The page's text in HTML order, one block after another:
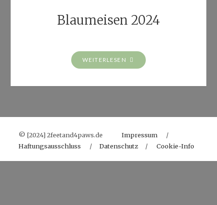
Blaumeisen 2024
WEITERLESEN "BLAUMEISEN
2024"
© [2024] 2feetand4paws.deImpressum /
Haftungsausschluss /Datenschutz /Cookie-Info